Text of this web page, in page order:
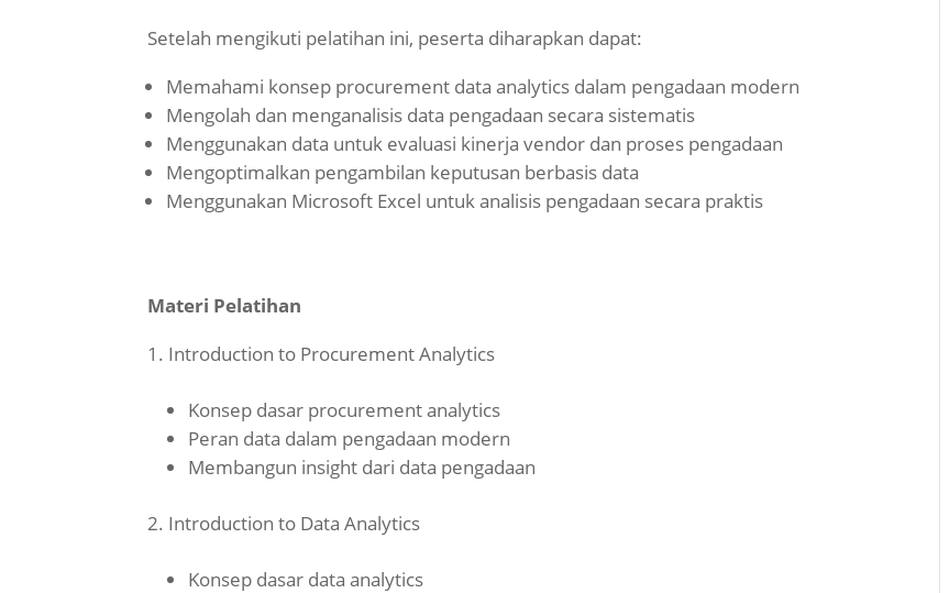
Setelah mengikuti pelatihan ini, peserta diharapkan dapat:
Memahami konsep procurement data analytics dalam pengadaan modern
Mengolah dan menganalisis data pengadaan secara sistematis
Menggunakan data untuk evaluasi kinerja vendor dan proses pengadaan
Mengoptimalkan pengambilan keputusan berbasis data
Menggunakan Microsoft Excel untuk analisis pengadaan secara praktis
Materi Pelatihan
Introduction to Procurement Analytics
Konsep dasar procurement analytics
Peran data dalam pengadaan modern
Membangun insight dari data pengadaan
Introduction to Data Analytics
Konsep dasar data analytics